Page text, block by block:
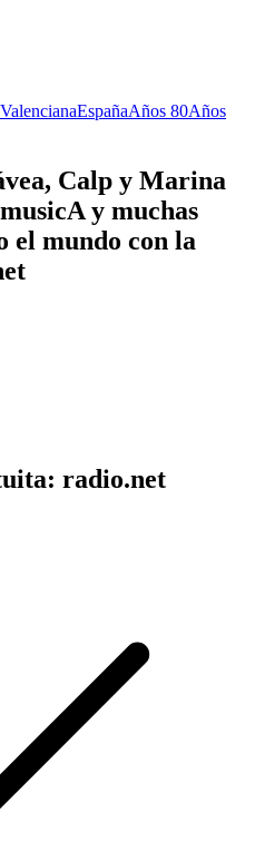
EspañaAños 80Años
Calp y Marina
y muchas
el mundo con la
radio.net